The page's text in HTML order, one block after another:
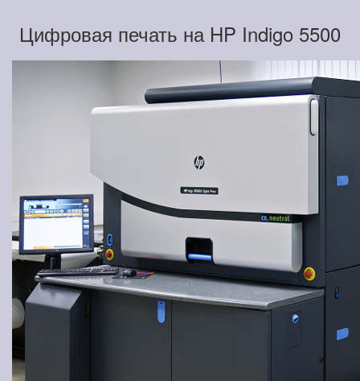
Цифровая печать на HP Indigo 5500